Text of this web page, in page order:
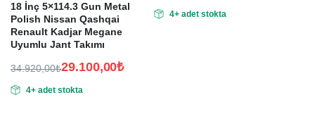
18 İnç 5×114.3 Gun Metal
Polish Nissan Qashqai
Renault Kadjar Megane
Uyumlu Jant Takımı
34.920,00₺
fiyat:
29.100,00₺
andaki
4+ adet stokta
fiyat:
andaki
4+ adet stokta